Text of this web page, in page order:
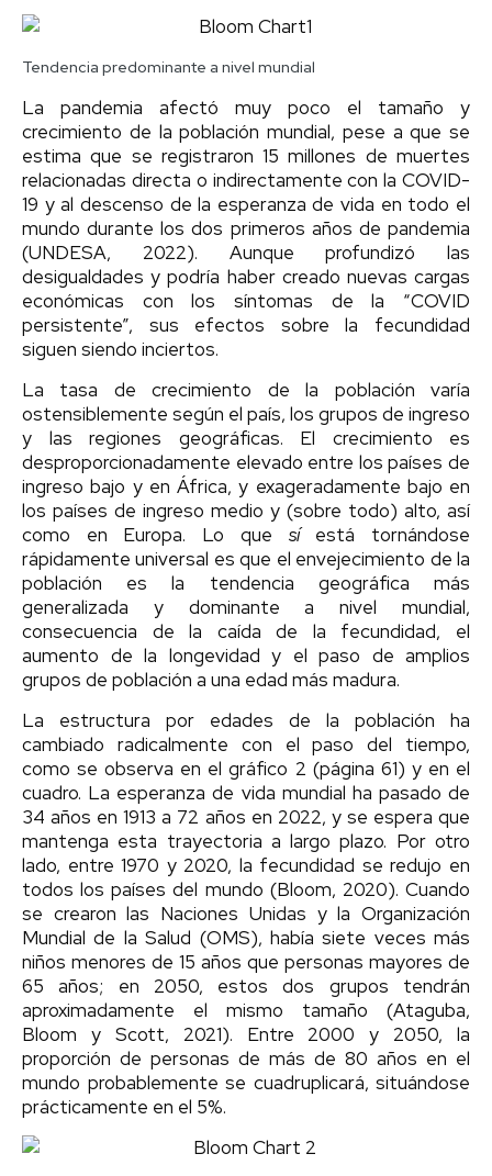
Tendencia predominante a nivel mundial
La pandemia afectó muy poco el tamaño y
crecimiento de la población mundial, pese a que se
estima que se registraron 15 millones de muertes
relacionadas directa o indirectamente con la COVID-
19 y al descenso de la esperanza de vida en todo el
mundo durante los dos primeros años de pandemia
(UNDESA, 2022). Aunque profundizó las
desigualdades y podría haber creado nuevas cargas
económicas con los síntomas de la “COVID
persistente”, sus efectos sobre la fecundidad
siguen siendo inciertos.
La tasa de crecimiento de la población varía
ostensiblemente según el país, los grupos de ingreso
y las regiones geográficas. El crecimiento es
desproporcionadamente elevado entre los países de
ingreso bajo y en África, y exageradamente bajo en
los países de ingreso medio y (sobre todo) alto, así
como en Europa. Lo que síestá tornándose
rápidamente universal es que el envejecimiento de la
población es la tendencia geográfica más
generalizada y dominante a nivel mundial,
consecuencia de la caída de la fecundidad, el
aumento de la longevidad y el paso de amplios
grupos de población a una edad más madura.
La estructura por edades de la población ha
cambiado radicalmente con el paso del tiempo,
como se observa en el gráfico 2 (página 61) y en el
cuadro. La esperanza de vida mundial ha pasado de
34 años en 1913 a 72 años en 2022, y se espera que
mantenga esta trayectoria a largo plazo. Por otro
lado, entre 1970 y 2020, la fecundidad se redujo en
todos los países del mundo (Bloom, 2020). Cuando
se crearon las Naciones Unidas y la Organización
Mundial de la Salud (OMS), había siete veces más
niños menores de 15 años que personas mayores de
65 años; en 2050, estos dos grupos tendrán
aproximadamente el mismo tamaño (Ataguba,
Bloom y Scott, 2021). Entre 2000 y 2050, la
proporción de personas de más de 80 años en el
mundo probablemente se cuadruplicará, situándose
prácticamente en el 5%.